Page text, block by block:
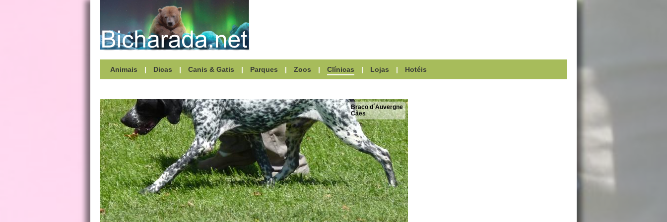
Animais | Dicas | Canis & Gatis | Parques | Zoos | Clínicas | Lojas | Hotéis
Braco d´Auvergne
Cães